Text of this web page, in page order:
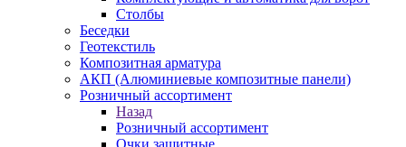
Столбы
Беседки
Геотекстиль
Композитная арматура
АКП (Алюминиевые композитные панели)
Розничный ассортимент
Назад
Розничный ассортимент
Очки защитные